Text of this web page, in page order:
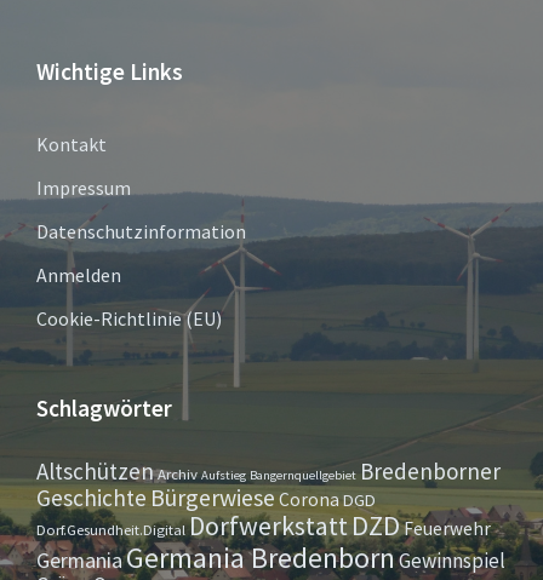
Wichtige Links
Kontakt
Impressum
Datenschutzinformation
Anmelden
Cookie-Richtlinie (EU)
Schlagwörter
AltschützenArchiv Aufstieg Bangernquellgebiet Bredenborner
Geschichte Bürgerwiese CoronaDGD
Dorf.Gesundheit.DigitalDorfwerkstattDZDFeuerwehr
GermaniaGermania BredenbornGewinnspiel